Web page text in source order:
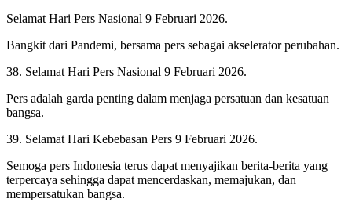
Selamat Hari Pers Nasional 9 Februari 2026.
Bangkit dari Pandemi, bersama pers sebagai akselerator perubahan.
38. Selamat Hari Pers Nasional 9 Februari 2026.
Pers adalah garda penting dalam menjaga persatuan dan kesatuan
bangsa.
39. Selamat Hari Kebebasan Pers 9 Februari 2026.
Semoga pers Indonesia terus dapat menyajikan berita-berita yang
terpercaya sehingga dapat mencerdaskan, memajukan, dan
mempersatukan bangsa.